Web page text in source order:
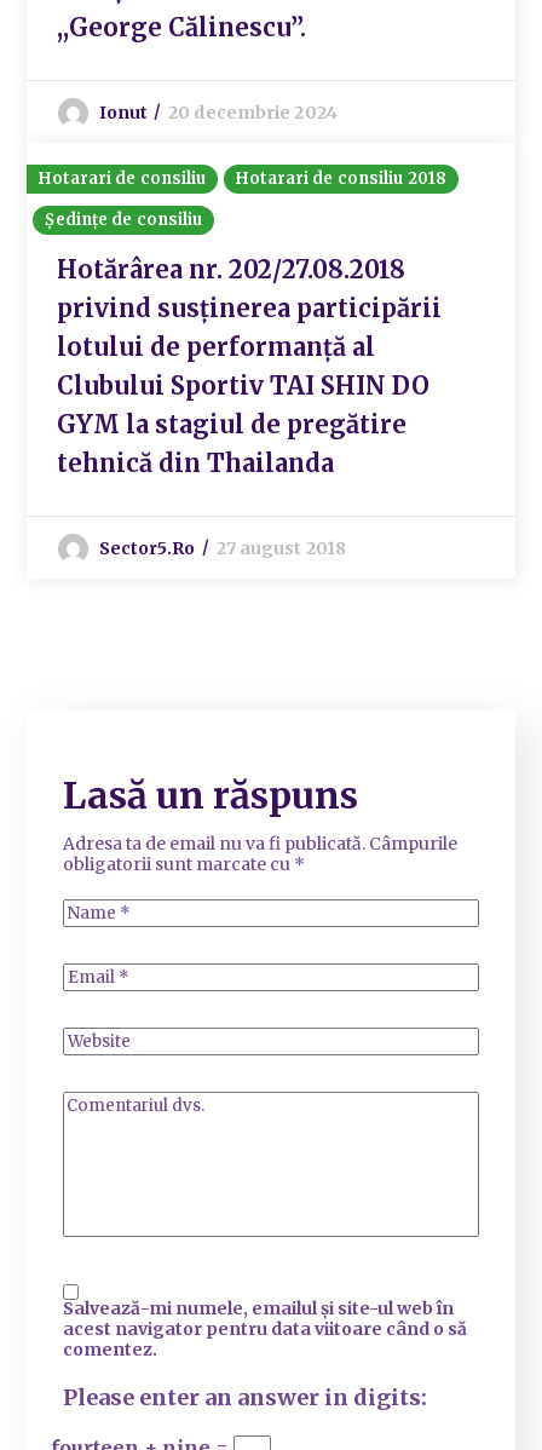
,,George Călinescu’’.
Ionut 20 decembrie 2024
Hotarari de consiliu
Hotarari de consiliu 2018
Ședințe de consiliu
Hotărârea nr. 202/27.08.2018
privind susținerea participării
lotului de performanță al
Clubului Sportiv TAI SHIN DO
GYM la stagiul de pregătire
tehnică din Thailanda
Sector5.ro 27 august 2018
Lasă un răspuns
Adresa ta de email nu va fi publicată. Câmpurile
obligatorii sunt marcate cu *
Salvează-mi numele, emailul și site-ul web în
acest navigator pentru data viitoare când o să
comentez.
Please enter an answer in digits: